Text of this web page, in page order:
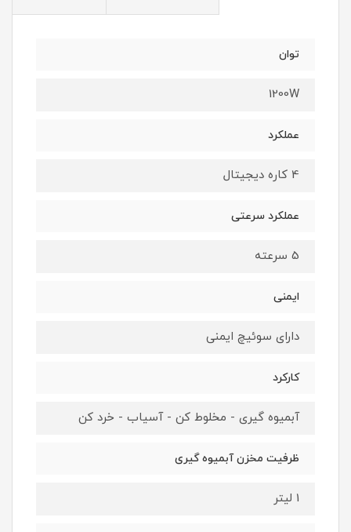
توان
1200W
عملکرد
4 کاره دیجیتال
عملکرد سرعتی
5 سرعته
ایمنی
دارای سوئیچ ایمنی
کارکرد
آبمیوه گیری - مخلوط کن - آسیاب - خرد کن
ظرفیت مخزن آبمیوه گیری
1 لیتر